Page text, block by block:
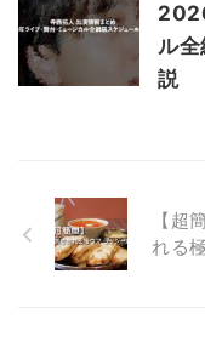
ル全
説
【超
れる